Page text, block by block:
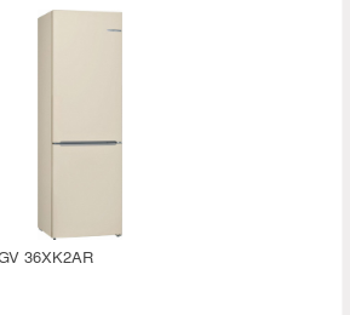
36XK2AR